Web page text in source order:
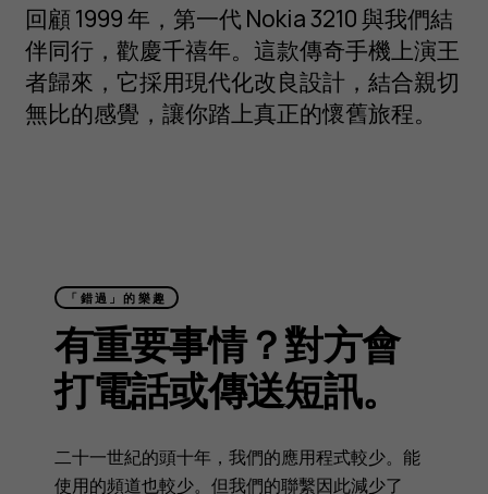
回顧 1999 年，第一代 Nokia 3210 與我們結
伴同行，歡慶千禧年。這款傳奇手機上演王
者歸來，它採用現代化改良設計，結合親切
無比的感覺，讓你踏上真正的懷舊旅程。
「錯過」的樂趣
有重要事情？對方會
打電話或傳送短訊。
二十一世紀的頭十年，我們的應用程式較少。能
使用的頻道也較少。但我們的聯繫因此減少了